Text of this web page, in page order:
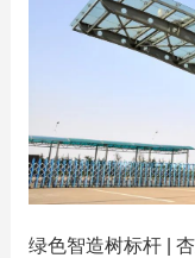
绿色智造树标杆 |